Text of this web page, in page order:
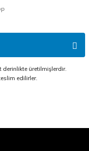
üretilmişlerdir.
edilirler.